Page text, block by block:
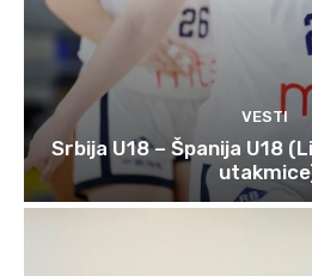
VESTI
Srbija U18 – Španija U18